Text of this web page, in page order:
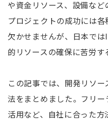
や資金リソース、設備など
プロジェクトの成功には
欠かせませんが、日本で
的リソースの確保に苦労す
この記事では、開発リソ
法をまとめました。フリ
活用など、自社に合った方